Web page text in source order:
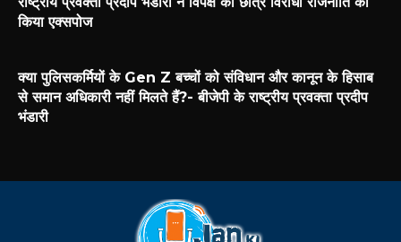
किया एक्सपोज
क्या पुलिसकर्मियों के Gen Z बच्चों को संविधान और कानून के हिसाब
से समान अधिकारी नहीं मिलते हैं?- बीजेपी के राष्ट्रीय प्रवक्ता प्रदीप
भंडारी